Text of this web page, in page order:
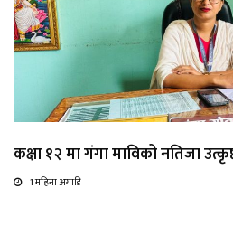
कक्षा १२ मा गंगा माविको नतिजा
1 महिना अगाडि